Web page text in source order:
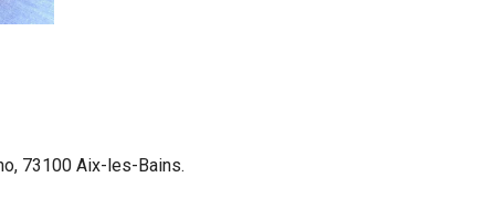
73100 Aix-les-Bains.